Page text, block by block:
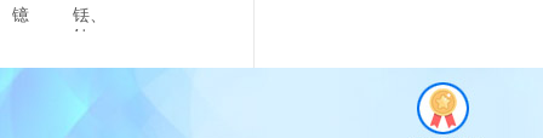
镱
铥、
钆、